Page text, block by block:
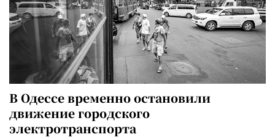
В Одессе временно остановили
движение городского
электротранспорта